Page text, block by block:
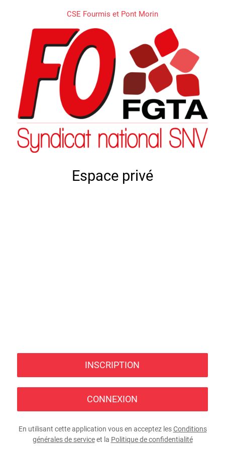
CSE Fourmis et Pont Morin
Espace privé
INSCRIPTION
CONNEXION
En utilisant cette application vous en acceptez lesConditions
générales de serviceet la Politique de confidentialité